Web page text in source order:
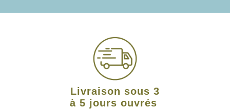
Livraison sous 3
à 5 jours ouvrés